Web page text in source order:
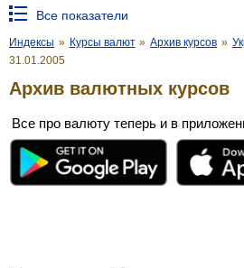
Все показатели
Индексы » Курсы валют » Архив курсов »
31.01.2005
Архив валютных курсов
Все про валюту теперь и в